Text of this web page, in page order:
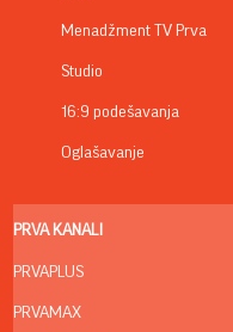
Menadžment TV Prva
Studio
16:9 podešavanja
Oglašavanje
PRVA KANALI
PRVAPLUS
PRVAMAX